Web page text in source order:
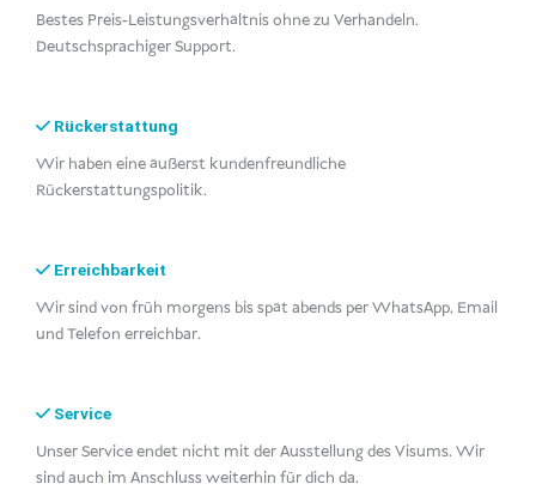
Bestes Preis-Leistungsverhältnis ohne zu Verhandeln.
Deutschsprachiger Support.
Rückerstattung
Wir haben eine äußerst kundenfreundliche
Rückerstattungspolitik.
Erreichbarkeit
Wir sind von früh morgens bis spät abends per WhatsApp, Email
und Telefon erreichbar.
Service
Unser Service endet nicht mit der Ausstellung des Visums. Wir
sind auch im Anschluss weiterhin für dich da.